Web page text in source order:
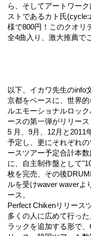
ら、そしてアートワー
ストであるカト氏
様で800円！このクオリ
全4曲入り、激大推薦で
以下、イカワ先生のinfo
京都をベースに、世界
ルエモーショナルロッ
ースの第一弾がリリ
5 月、9月、12月と2011
予定し、更にそれぞれ
ースツアー予定合計本
に、自主制作盤として
枚を完売、その後
ルを受けwaver waverよ
ース。
Perfect Chikenリリース
多くの人に広めて行っ
ラックを追加する形で